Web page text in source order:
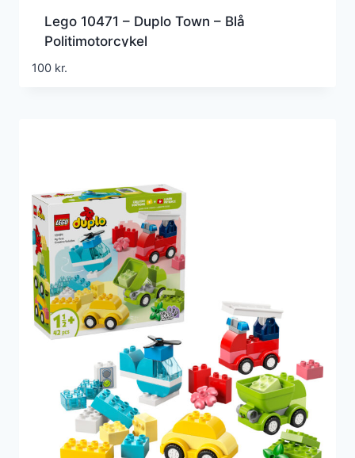
Lego 10471 – Duplo Town – Blå
Politimotorcykel
100 kr.